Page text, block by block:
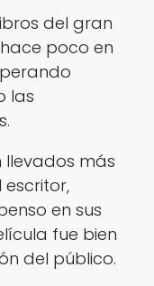
del gran
poco en
las
llevados más
en sus
fue bien
del público.